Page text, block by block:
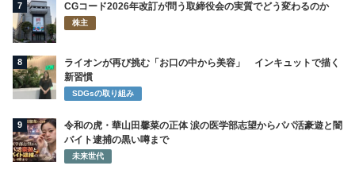
7 CGコード2026年改訂が問う取締役会の実質でどう変わるのか
株主
8
ライオンが再び挑む「お口の中から美容」 インキュットで描く
新習慣
SDGsの取り組み
9
令和の虎・華山田馨菜の正体 涙の医学部志望からパパ活豪遊と闇
バイト逮捕の黒い噂まで
未来世代